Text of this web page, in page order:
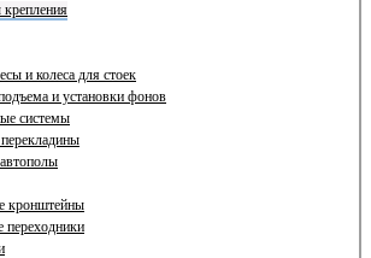
и колеса для стоек
и установки фонов
системы
кронштейны
переходники